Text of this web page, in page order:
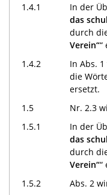
1.4.1
In der
das
durch
Verein““
1.4.2
In Abs.
die
ersetzt.
1.5
Nr. 2.3
1.5.1
In der
das
durch
Verein““
1.5.2
Abs. 2